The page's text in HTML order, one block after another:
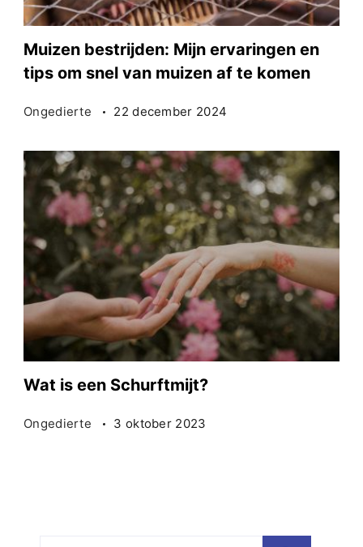
Muizen bestrijden: Mijn ervaringen en
tips om snel van muizen af te komen
Ongedierte 22 december 2024
Wat is een Schurftmijt?
Ongedierte 3 oktober 2023